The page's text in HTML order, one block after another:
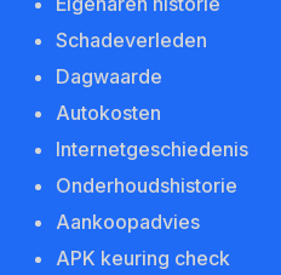
Schadeverleden
Dagwaarde
Autokosten
Internetgeschiedenis
Onderhoudshistorie
Aankoopadvies
APK keuring check